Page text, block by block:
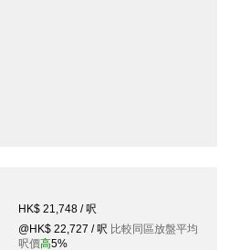
HK$ 21,748 / 呎
@HK$ 22,727 / 呎 比較同區放盤平均
呎價高5%